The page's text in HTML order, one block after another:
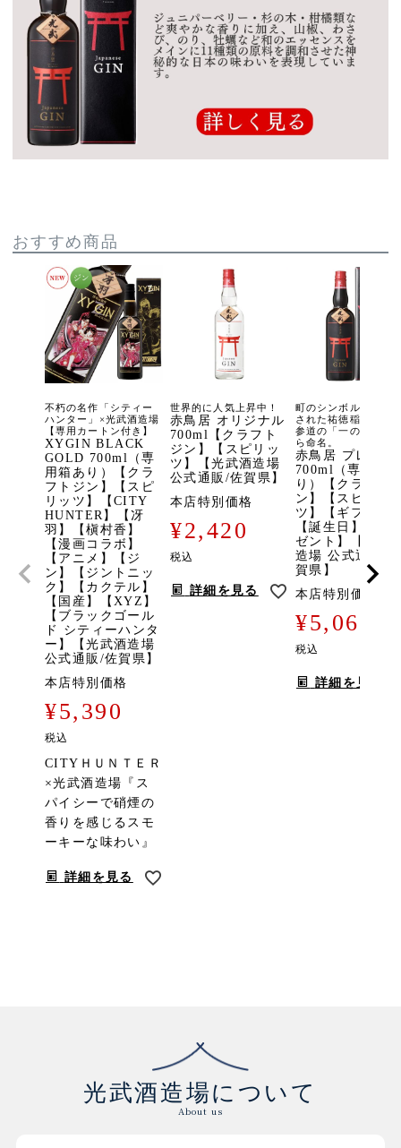
おすすめ商品
不朽の名作「シティー
ハンター」×光武酒造場
【専用カートン付き】
XYGIN BLACK
GOLD 700ml（専
用箱あり）【クラ
フトジン】【スピ
リッツ】【CITY
HUNTER】【冴
羽】【槇村香】
【漫画コラボ】
【アニメ】【ジ
ン】【ジントニッ
ク】【カクテル】
【国産】【XYZ】
【ブラックゴール
ド シティーハンタ
ー】【光武酒造場
公式通販/佐賀県】
本店特別価格
¥5,390
税込
CITYＨＵＮＴＥＲ
×光武酒造場『ス
パイシーで硝煙の
香りを感じるスモ
ーキーな味わい』
詳細を見る
世界的に人気上昇中！
赤鳥居 オリジナル
700ml【クラフト
ジン】【スピリッ
ツ】【光武酒造場
公式通販/佐賀県】
本店特別価格
¥2,420
税込
詳細を見る
町のシンボルとして
された祐徳稲荷神社
参道の「一の鳥居」
ら命名。
赤鳥居 プレミア
700ml（専用箱
り）【クラフト
ン】【スピリッ
ツ】【ギフト】
【誕生日】【プ
ゼント】【光武
造場 公式通販/佐
賀県】
本店特別価格
¥5,060
税込
詳細を見る
光武酒造場について
About us